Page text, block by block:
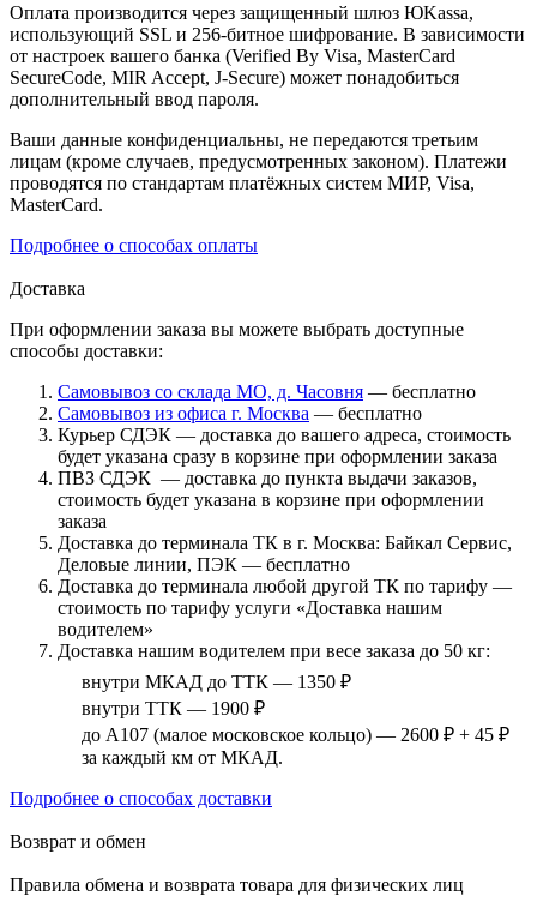
Оплата производится через защищенный шлюз ЮKassa,
использующий SSL и 256-битное шифрование. В зависимости
от настроек вашего банка (Verified By Visa, MasterCard
SecureCode, MIR Accept, J-Secure) может понадобиться
дополнительный ввод пароля.
Ваши данные конфиденциальны, не передаются третьим
лицам (кроме случаев, предусмотренных законом). Платежи
проводятся по стандартам платёжных систем МИР, Visa,
MasterCard.
Подробнее о способах оплаты
Доставка
При оформлении заказа вы можете выбрать доступные
способы доставки:
Самовывоз со склада МО, д. Часовня — бесплатно
Самовывоз из офиса г. Москва — бесплатно
Курьер СДЭК — доставка до вашего адреса, стоимость
будет указана сразу в корзине при оформлении заказа
ПВЗ СДЭК — доставка до пункта выдачи заказов,
стоимость будет указана в корзине при оформлении
заказа
Доставка до терминала ТК в г. Москва: Байкал Сервис,
Деловые линии, ПЭК — бесплатно
Доставка до терминала любой другой ТК по тарифу —
стоимость по тарифу услуги «Доставка нашим
водителем»
Доставка нашим водителем при весе заказа до 50 кг:
внутри МКАД до ТТК — 1350 ₽
внутри ТТК — 1900 ₽
до А107 (малое московское кольцо) — 2600 ₽ + 45 ₽
за каждый км от МКАД.
Подробнее о способах доставки
Возврат и обмен
Правила обмена и возврата товара для физических лиц